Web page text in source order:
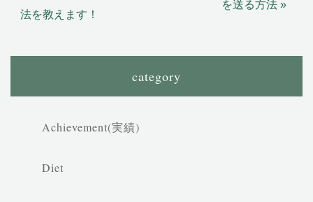
法を教えます！
を送る方法 »
category
Achievement(実績)
Diet